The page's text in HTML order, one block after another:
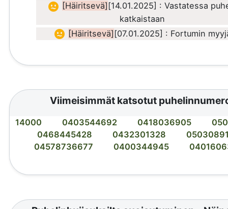
[Häiritsevä] [14.01.2025] : Vastatessa
katkaistaan
[Häiritsevä] [07.01.2025] : Fortumin
Viimeisimmät katsotut
14000 0403544692 0418036905
0468445428
0432301328
04578736677
0400344945